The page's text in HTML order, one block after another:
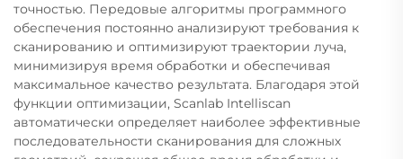
точностью. Передовые алгоритмы программного
обеспечения постоянно анализируют требования к
сканированию и оптимизируют траектории луча,
минимизируя время обработки и обеспечивая
максимальное качество результата. Благодаря этой
функции оптимизации, Scanlab Intelliscan
автоматически определяет наиболее эффективные
последовательности сканирования для сложных